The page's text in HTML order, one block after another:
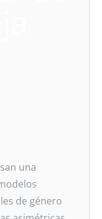
una
de género